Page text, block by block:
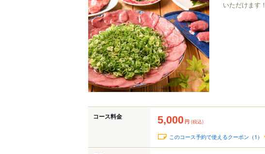
いただけます！
コース料金 5,000 円 (税込)
このコース予約で使えるクーポン（1）